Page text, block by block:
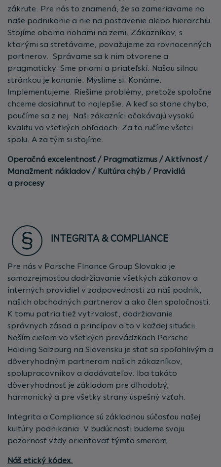
zákrute. Pre nás to znamená, že sa zameriavame na
naše podnikanie a nie na postavenie alebo hierarchiu.
Stojíme oboma nohami na zemi. Zákazníkov, s
ktorými sa stretávame, považujeme za rovnocenných
partnerov. Správame sa k nim otvorene a
pragmaticky. Sme priami a priateľskí. Našou silnou
stránkou je konanie. Myslíme si. Konáme.
Implementujeme. Riešime problémy, pretože spoločne
chceme dosiahnuť to najlepšie. A keď sa stane chyba,
poučíme sa z nej. Naši zákazníci očakávajú vysokú
kvalitu vo všetkých ohľadoch. Za to ručíme všetci
spolu. A za tým si stojíme.
Operačná excelentnosť / Pragmatizmus / Aktívnosť /
Manažment nákladov / Kultúra chýb / Pravidlá
a procesy
INTEGRITA & COMPLIANCE
Pre nás v Porsche FInance Group Slovakia je
samozrejmosťou dodržiavanie všetkých zákonov a
interných pravidiel v zodpovednosti za náš podnik,
našich obchodných partnerov a ako člen spoločnosti.
K tomu patria tiež vytrvalosť, dodržiavanie
správnych zásad a princípov a to v každej situácii.
Naším cieľom vo všetkých prevádzkach Porsche
Holding Salzburg na Slovensku je stať sa spoľahlivým a
dôveryhodným partnerom našich zákazníkov,
spolupracovníkov a dodávateľov. Iba takáto
dôveryhodnosť je základom pre dlhodobý,
harmonický a pre všetky strany úspešný vzťah.
Integrita a Compliance sú základnou súčasťou našej
kultúry podnikania. V budúcnosti budeme svoju
pozornosť vždy orientovať týmto smerom.
Náš etický kódex.